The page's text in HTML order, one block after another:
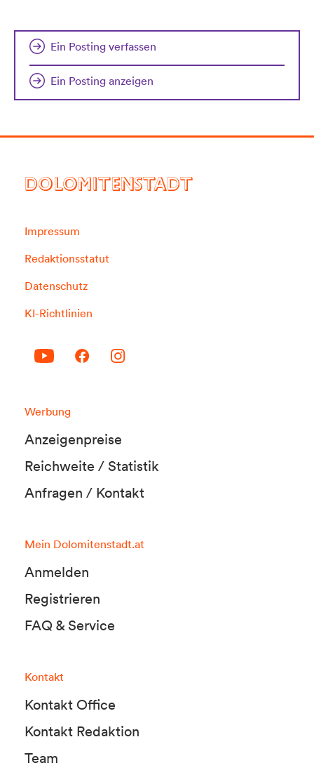
Ein Posting verfassen
Ein Posting anzeigen
DOLOMITENSTADT
Impressum
Redaktionsstatut
Datenschutz
KI-Richtlinien
Werbung
Anzeigenpreise
Reichweite / Statistik
Anfragen / Kontakt
Mein Dolomitenstadt.at
Anmelden
Registrieren
FAQ & Service
Kontakt
Kontakt Office
Kontakt Redaktion
Team